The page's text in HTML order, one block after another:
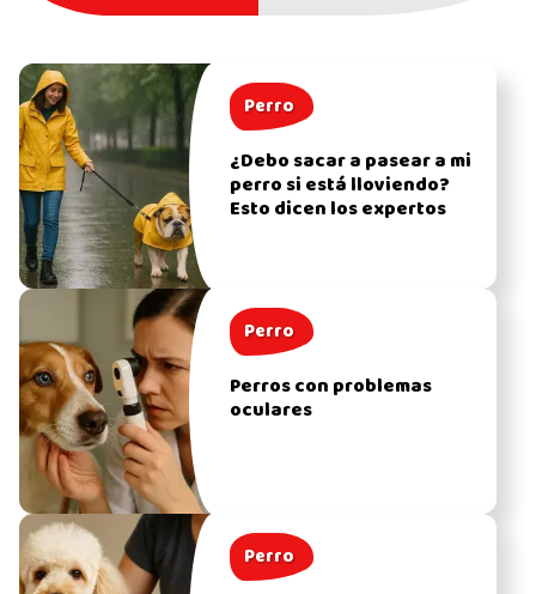
Perro
¿Debo sacar a pasear a mi
perro si está lloviendo?
Esto dicen los expertos
Perro
Perros con problemas
oculares
Perro